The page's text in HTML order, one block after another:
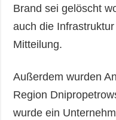
Brand sei gelöscht
auch die
Mitteilung.
Außerdem wurden
Region
wurde ein